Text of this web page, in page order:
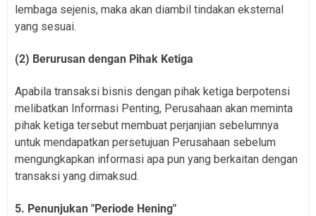
lembaga sejenis, maka akan diambil tindakan eksternal
yang sesuai.
(2) Berurusan dengan Pihak Ketiga
Apabila transaksi bisnis dengan pihak ketiga berpotensi
melibatkan Informasi Penting, Perusahaan akan meminta
pihak ketiga tersebut membuat perjanjian sebelumnya
untuk mendapatkan persetujuan Perusahaan sebelum
mengungkapkan informasi apa pun yang berkaitan dengan
transaksi yang dimaksud.
5. Penunjukan "Periode Hening"